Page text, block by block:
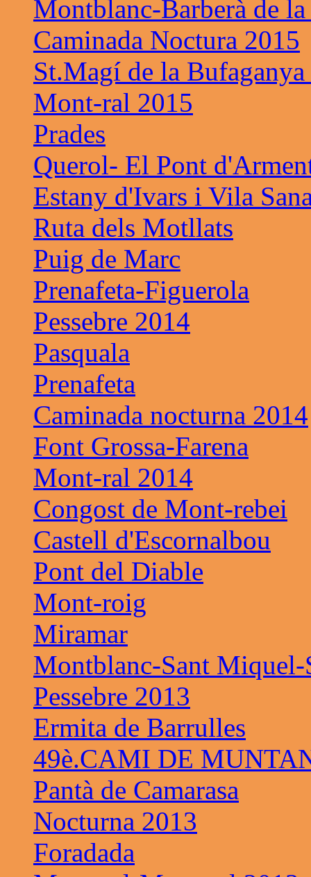
Montblanc-Barberà de la
Caminada Noctura 2015
St.Magí de la
Mont-ral 2015
Prades
Querol- El Pont
Estany d'Ivars i Vila
Ruta dels Motllats
Puig de Marc
Prenafeta-Figuerola
Pessebre 2014
Pasquala
Prenafeta
Caminada nocturna 2014
Font Grossa-Farena
Mont-ral 2014
Congost de Mont-rebei
Castell d'Escornalbou
Pont del Diable
Mont-roig
Miramar
Montblanc-Sant
Pessebre 2013
Ermita de Barrulles
49è.CAMI DE
Pantà de Camarasa
Nocturna 2013
Foradada